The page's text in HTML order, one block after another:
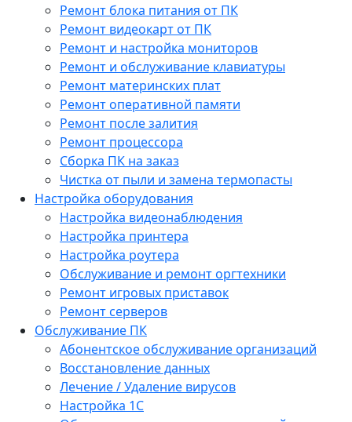
Ремонт блока питания от ПК
Ремонт видеокарт от ПК
Ремонт и настройка мониторов
Ремонт и обслуживание клавиатуры
Ремонт материнских плат
Ремонт оперативной памяти
Ремонт после залития
Ремонт процессора
Сборка ПК на заказ
Чистка от пыли и замена термопасты
Настройка оборудования
Настройка видеонаблюдения
Настройка принтера
Настройка роутера
Обслуживание и ремонт оргтехники
Ремонт игровых приставок
Ремонт серверов
Обслуживание ПК
Абонентское обслуживание организаций
Восстановление данных
Лечение / Удаление вирусов
Настройка 1С